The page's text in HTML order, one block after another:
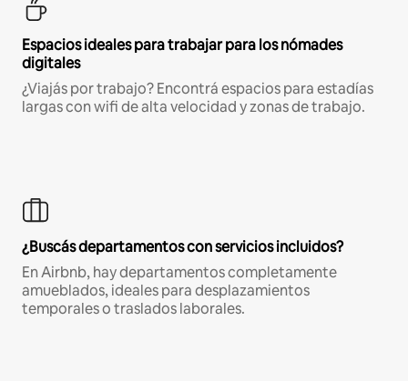
Espacios ideales para trabajar para los nómades
digitales
¿Viajás por trabajo? Encontrá espacios para estadías
largas con wifi de alta velocidad y zonas de trabajo.
¿Buscás departamentos con servicios incluidos?
En Airbnb, hay departamentos completamente
amueblados, ideales para desplazamientos
temporales o traslados laborales.